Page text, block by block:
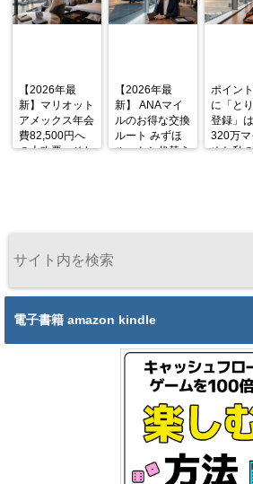
【2026年最
新】マリオット
アメックス年会
費82,500円へ
の大改悪。それ
【2026年最
新】 ANAマイ
ルのお得な交換
ルート みずほ
ルートと代替え
ポイン
に「と
登録」
320万
めた私
電子書籍 amazon kindle